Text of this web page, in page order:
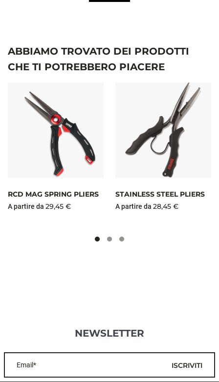
ABBIAMO TROVATO DEI PRODOTTI
CHE TI POTREBBERO PIACERE
RCD MAG SPRING PLIERS
A partire da 29,45 €
STAINLESS STEEL PLIERS
A partire da 28,45 €
NEWSLETTER
Email* ISCRIVITI